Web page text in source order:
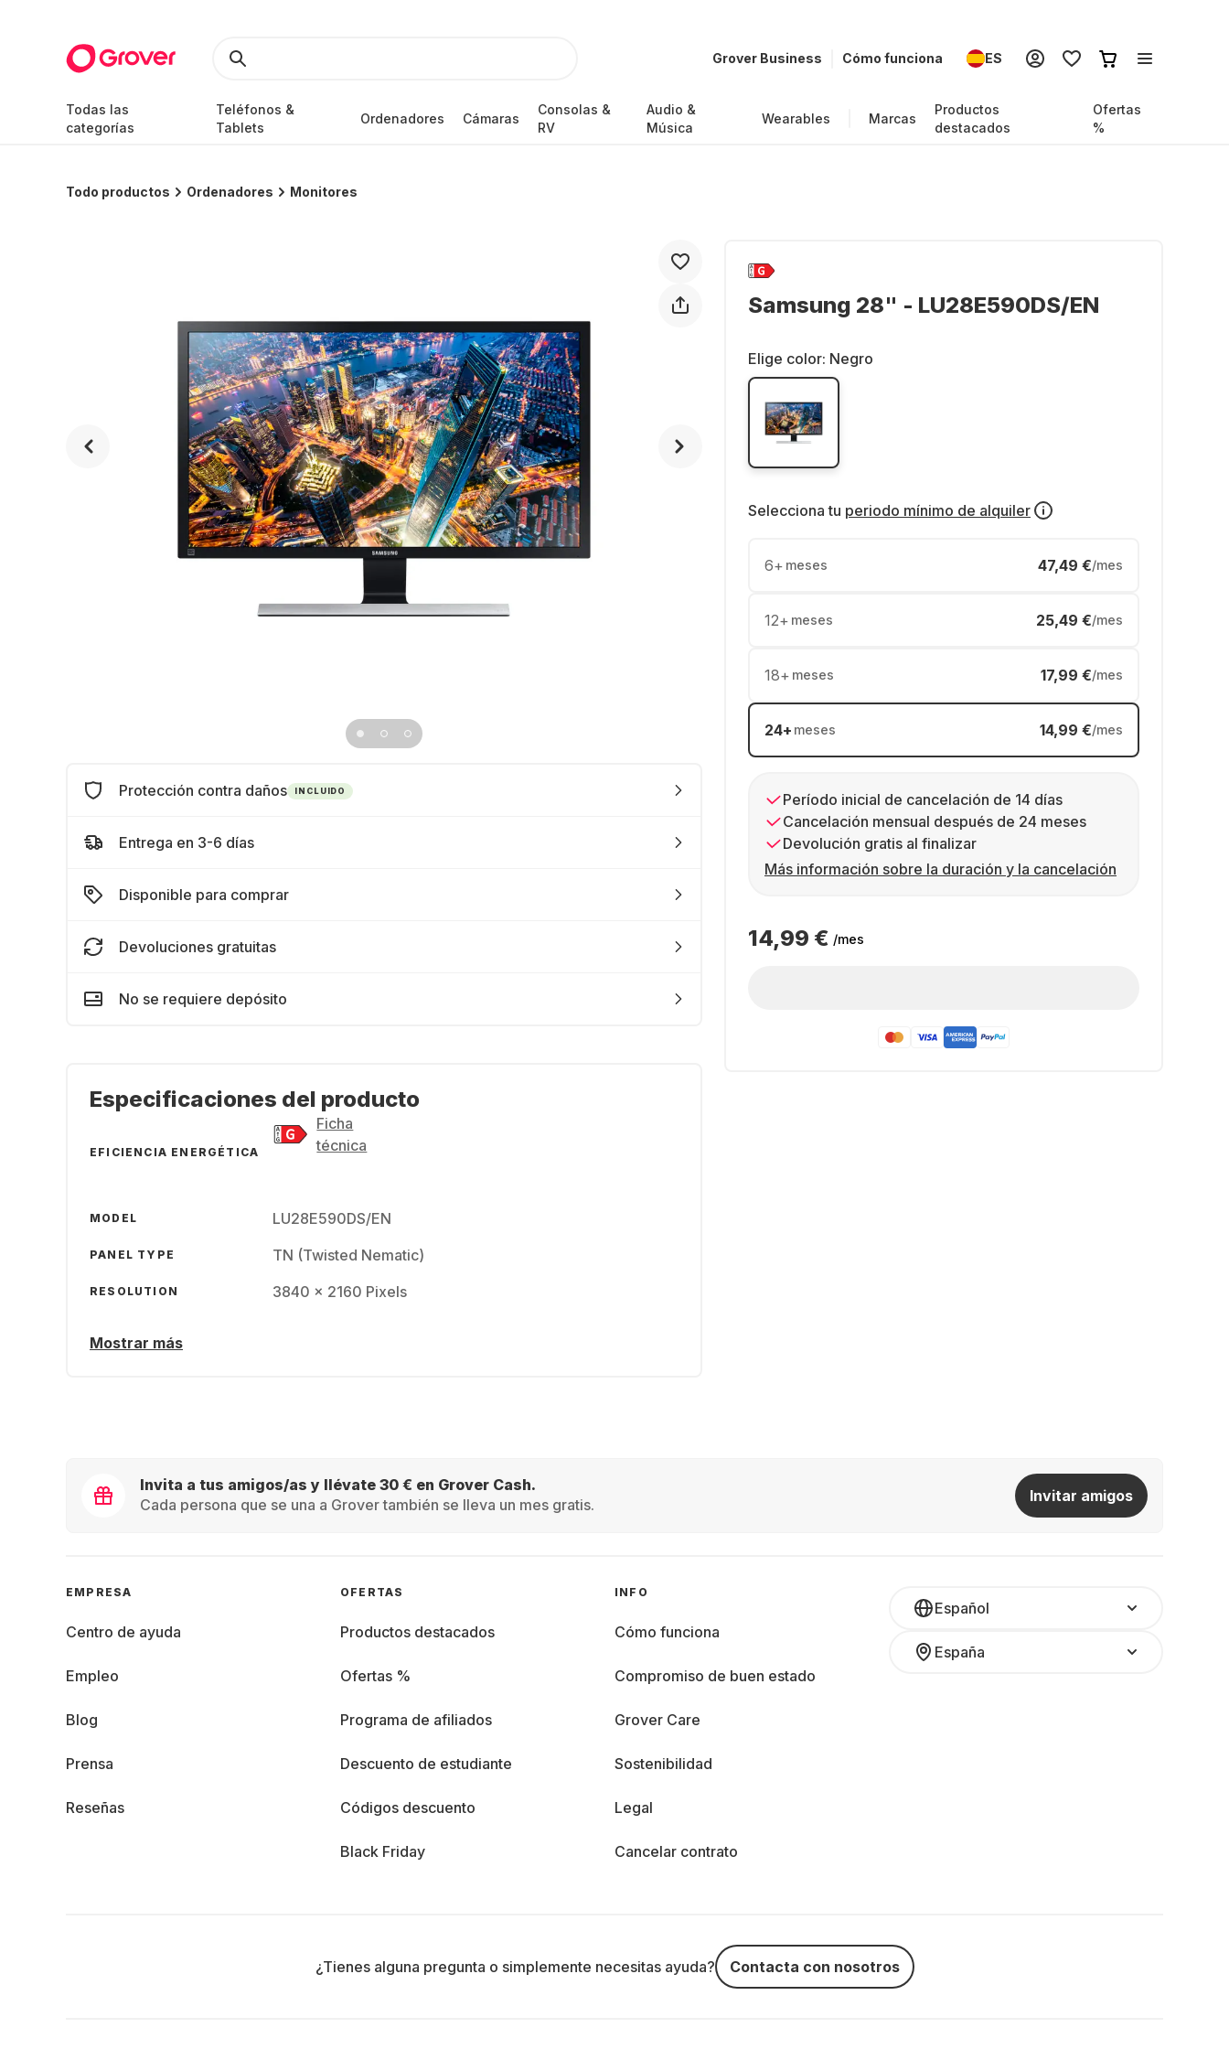
Grover Business Cómo funciona ES
Todas las
categorías
Teléfonos &
Tablets
Ordenadores Cámaras
Consolas &
RV
Audio &
Música
Wearables Marcas
Productos
destacados
Ofertas
%
Todo productos Ordenadores Monitores
Samsung 28" - LU28E590DS/EN
Elige color: Negro
Selecciona tu periodo mínimo de alquiler
6+ meses 47,49 €/mes
12+ meses 25,49 €/mes
18+ meses 17,99 €/mes
24+ meses 14,99 €/mes
Período inicial de cancelación de 14 días
Cancelación mensual después de 24 meses
Devolución gratis al finalizar
Más información sobre la duración y la cancelación
14,99 € /mes
Protección contra daños INCLUIDO
Entrega en 3-6 días
Disponible para comprar
Devoluciones gratuitas
No se requiere depósito
Especificaciones del producto
EFICIENCIA ENERGÉTICA
Ficha
técnica
MODEL LU28E590DS/EN
PANEL TYPE TN (Twisted Nematic)
RESOLUTION 3840 x 2160 Pixels
Mostrar más
Invita a tus amigos/as y llévate 30 € en Grover Cash.
Cada persona que se una a Grover también se lleva un mes gratis.
Invitar amigos
Español
España
EMPRESA
Centro de ayuda
Empleo
Blog
Prensa
Reseñas
OFERTAS
Productos destacados
Ofertas %
Programa de afiliados
Descuento de estudiante
Códigos descuento
Black Friday
INFO
Cómo funciona
Compromiso de buen estado
Grover Care
Sostenibilidad
Legal
Cancelar contrato
¿Tienes alguna pregunta o simplemente necesitas ayuda? Contacta con nosotros